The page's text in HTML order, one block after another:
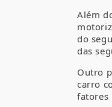
Além
do
das
Outro
carro
fatores